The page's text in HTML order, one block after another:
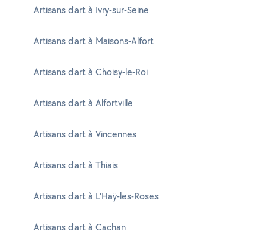
Artisans d'art à Ivry-sur-Seine
Artisans d'art à Maisons-Alfort
Artisans d'art à Choisy-le-Roi
Artisans d'art à Alfortville
Artisans d'art à Vincennes
Artisans d'art à Thiais
Artisans d'art à L'Haÿ-les-Roses
Artisans d'art à Cachan